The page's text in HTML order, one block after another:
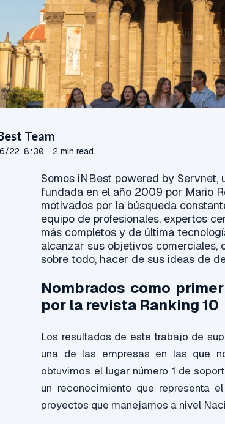
Team
22 8:30 2 min read.
Somos iNBest powered by Servnet,
fundada en el año 2009 por Mario
motivados por la búsqueda
equipo de profesionales, expertos
más completos y de última
alcanzar sus objetivos comerciales,
sobre todo, hacer de sus ideas de
Nombrados como
por la revista Ranking 10
Los resultados de este trabajo de
una de las empresas en las que
obtuvimos el lugar número 1 de
un reconocimiento que representa
proyectos que manejamos a nivel